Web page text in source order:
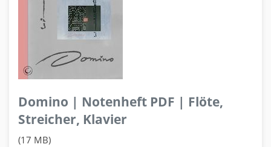
Domino | Notenheft PDF | Flöte,
Streicher, Klavier
(17 MB)